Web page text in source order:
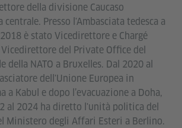
della divisione Caucaso
Presso l'Ambasciata tedesca a
è stato Vicedirettore e Chargé
Vicedirettore del Private Office del
della NATO a Bruxelles. Dal 2020 al
dell'Unione Europea in
a Kabul e dopo l’evacuazione a Doha,
al 2024 ha diretto l'unità politica del
Ministero degli Affari Esteri a Berlino.